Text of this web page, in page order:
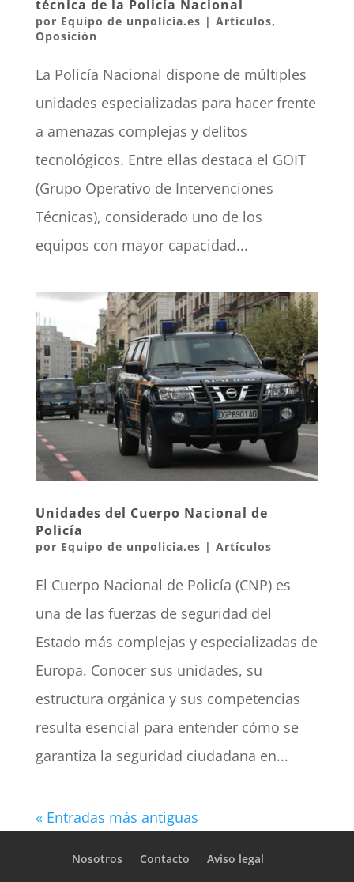
técnica de la Policía Nacional
por Equipo de unpolicia.es | Artículos,
Oposición
La Policía Nacional dispone de múltiples
unidades especializadas para hacer frente
a amenazas complejas y delitos
tecnológicos. Entre ellas destaca el GOIT
(Grupo Operativo de Intervenciones
Técnicas), considerado uno de los
equipos con mayor capacidad...
Unidades del Cuerpo Nacional de
Policía
por Equipo de unpolicia.es | Artículos
El Cuerpo Nacional de Policía (CNP) es
una de las fuerzas de seguridad del
Estado más complejas y especializadas de
Europa. Conocer sus unidades, su
estructura orgánica y sus competencias
resulta esencial para entender cómo se
garantiza la seguridad ciudadana en...
« Entradas más antiguas
Nosotros Contacto
Aviso legal